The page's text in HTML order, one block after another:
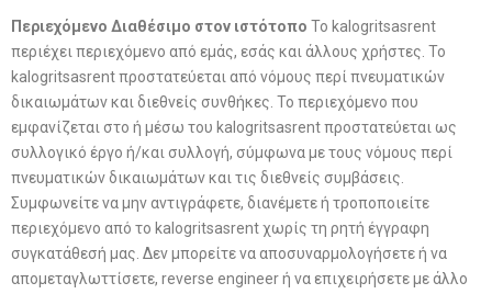
Περιεχόμενο Διαθέσιμο στον ιστότοπο Το kalogritsasrent
περιέχει περιεχόμενο από εμάς, εσάς και άλλους χρήστες. Το
kalogritsasrent προστατεύεται από νόμους περί πνευματικών
δικαιωμάτων και διεθνείς συνθήκες. Το περιεχόμενο που
εμφανίζεται στο ή μέσω του kalogritsasrent προστατεύεται ως
συλλογικό έργο ή/και συλλογή, σύμφωνα με τους νόμους περί
πνευματικών δικαιωμάτων και τις διεθνείς συμβάσεις.
Συμφωνείτε να μην αντιγράφετε, διανέμετε ή τροποποιείτε
περιεχόμενο από το kalogritsasrent χωρίς τη ρητή έγγραφη
συγκατάθεσή μας. Δεν μπορείτε να αποσυναρμολογήσετε ή να
απομεταγλωττίσετε, reverse engineer ή να επιχειρήσετε με άλλο